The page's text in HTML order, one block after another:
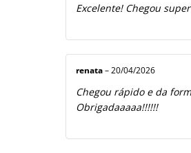
Excelente! Chegou
renata – 20/04/2026
Chegou rápido e da
Obrigadaaaaa!!!!!!